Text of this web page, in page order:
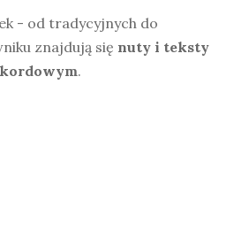
- od tradycyjnych do
znajdują się nuty i teksty
.